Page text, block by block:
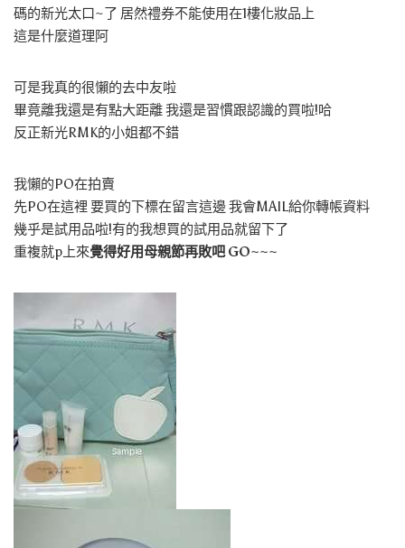
碼的新光太口~了 居然禮券不能使用在1樓化妝品上
這是什麼道理阿
可是我真的很懶的去中友啦
畢竟離我還是有點大距離 我還是習慣跟認識的買啦!哈
反正新光RMK的小姐都不錯
我懶的PO在拍賣
先PO在這裡 要買的下標在留言這邊 我會MAIL給你轉帳資料
幾乎是試用品啦!有的我想買的試用品就留下了
重複就p上來覺得好用母親節再敗吧 GO~~~